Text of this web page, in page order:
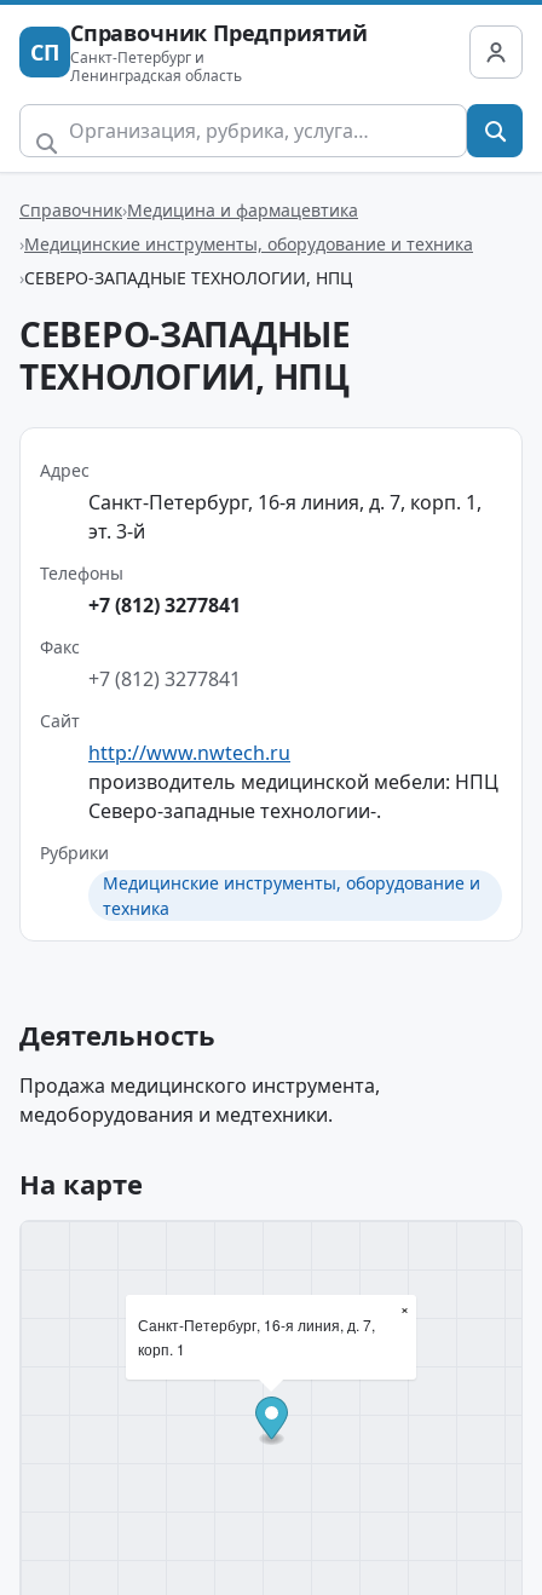
СП
Справочник Предприятий
Санкт-Петербург и
Ленинградская область
Справочник Медицина и фармацевтика
Медицинские инструменты, оборудование и техника
СЕВЕРО-ЗАПАДНЫЕ ТЕХНОЛОГИИ, НПЦ
СЕВЕРО-ЗАПАДНЫЕ
ТЕХНОЛОГИИ, НПЦ
Адрес
Санкт-Петербург, 16-я линия, д. 7, корп. 1,
эт. 3-й
Телефоны
+7 (812) 3277841
Факс
+7 (812) 3277841
Сайт
http://www.nwtech.ru
производитель медицинской мебели: НПЦ
Северо-западные технологии-.
Рубрики
Медицинские инструменты, оборудование и
техника
Деятельность
Продажа медицинского инструмента,
медоборудования и медтехники.
На карте
Санкт-Петербург, 16-я линия, д. 7,
корп. 1
×